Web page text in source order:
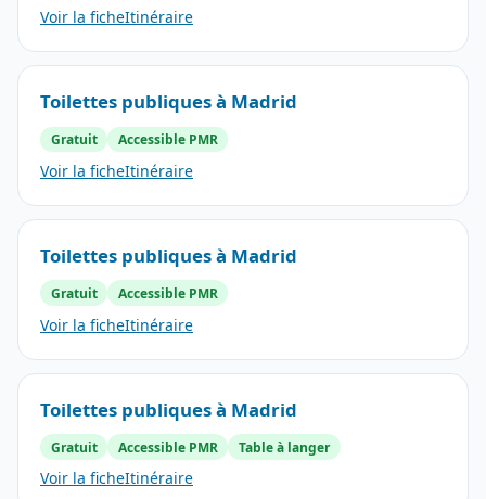
Voir la ficheItinéraire
Toilettes publiques à Madrid
Gratuit Accessible PMR
Voir la ficheItinéraire
Toilettes publiques à Madrid
Gratuit Accessible PMR
Voir la ficheItinéraire
Toilettes publiques à Madrid
Gratuit Accessible PMR Table à langer
Voir la ficheItinéraire